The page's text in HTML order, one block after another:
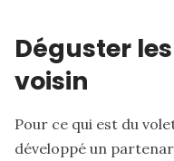
Déguster
voisin
Pour ce qui est du
développé un